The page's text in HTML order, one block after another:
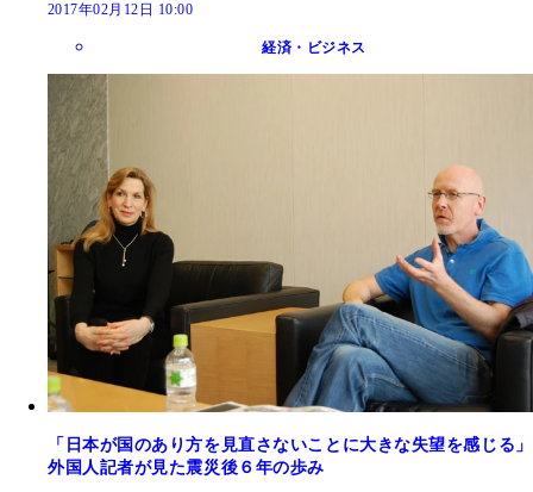
2017年02月12日 10:00
経済・ビジネス
「日本が国のあり方を見直さないことに大きな失望を感じる」
外国人記者が見た震災後６年の歩み